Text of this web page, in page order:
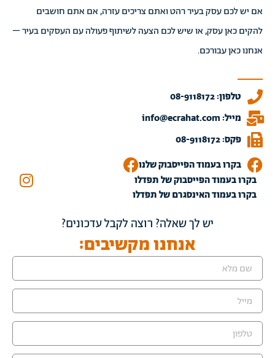
אם יש לכם עסק בעיר רהט ואתם צריכים עזרה, אם אתם חושבים
להקים כאן עסק, או שיש לכם הצעה לשיתוף פעולה עם העסקים בעיר –
אנחנו כאן עבורכם.
טלפון: 08-9118172
מייל: info@ecrahat.com
פקס: 08-9118172
בקרו בעמוד הפייסבוק שלנו
בקרו בעמוד הפייסבוק של תפדלו
בקרו בעמוד האינסגרם של תפדלו
יש לך שאלה? רוצה לקבל עדכונים?
אנחנו מקשיבים: